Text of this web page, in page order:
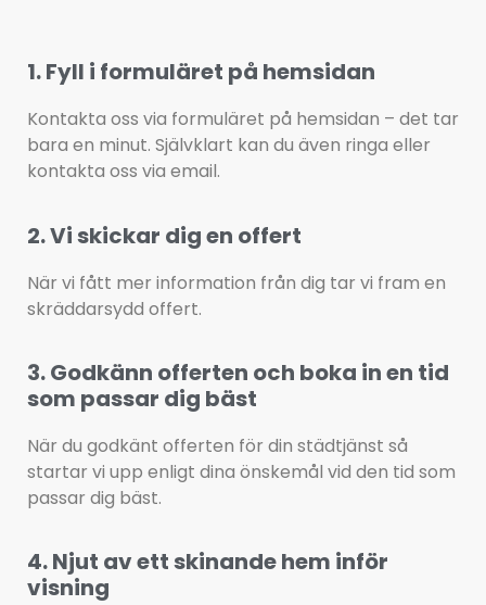
1. Fyll i formuläret på hemsidan
Kontakta oss via formuläret på hemsidan – det tar
bara en minut. Självklart kan du även ringa eller
kontakta oss via email.
2. Vi skickar dig en offert
När vi fått mer information från dig tar vi fram en
skräddarsydd offert.
3. Godkänn offerten och boka in en tid
som passar dig bäst
När du godkänt offerten för din städtjänst så
startar vi upp enligt dina önskemål vid den tid som
passar dig bäst.
4. Njut av ett skinande hem inför
visning